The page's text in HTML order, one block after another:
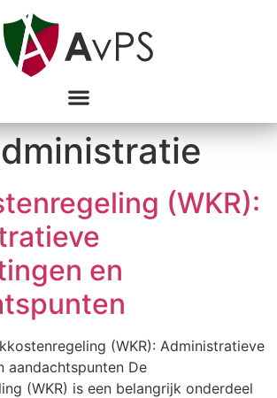
(WKR):
en
(WKR): Administratieve
aandachtspunten De
(WKR) is een belangrijk onderdeel